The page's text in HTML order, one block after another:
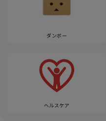
ダンボー
ヘルスケア